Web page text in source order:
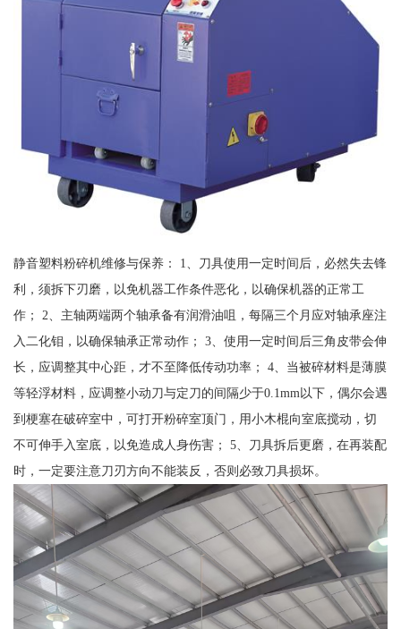
静音塑料粉碎机维修与保养： 1、刀具使用一定时间后，必然失去锋
利，须拆下刃磨，以免机器工作条件恶化，以确保机器的正常工
作； 2、主轴两端两个轴承备有润滑油咀，每隔三个月应对轴承座注
入二化钼，以确保轴承正常动作； 3、使用一定时间后三角皮带会伸
长，应调整其中心距，才不至降低传动功率； 4、当被碎材料是薄膜
等轻浮材料，应调整小动刀与定刀的间隔少于0.1mm以下，偶尔会遇
到梗塞在破碎室中，可打开粉碎室顶门，用小木棍向室底搅动，切
不可伸手入室底，以免造成人身伤害； 5、刀具拆后更磨，在再装配
时，一定要注意刀刃方向不能装反，否则必致刀具损坏。